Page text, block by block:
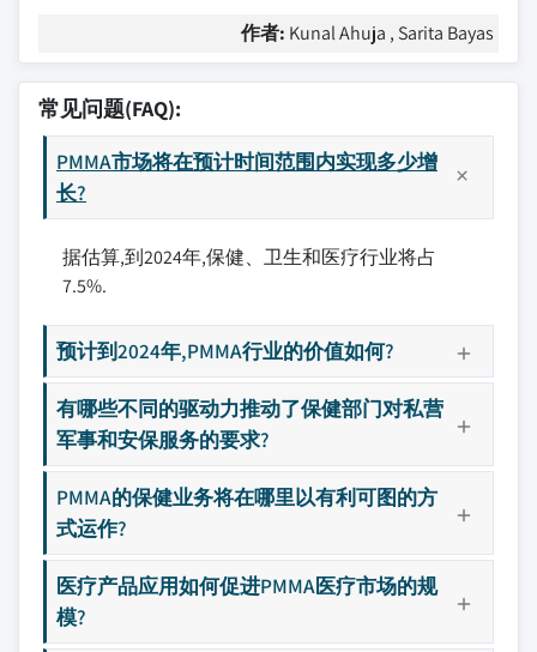
作者: Kunal Ahuja , Sarita Bayas
常见问题(FAQ):
PMMA市场将在预计时间范围内实现多少增
长?
据估算,到2024年,保健、卫生和医疗行业将占
7.5%.
预计到2024年,PMMA行业的价值如何?
有哪些不同的驱动力推动了保健部门对私营
军事和安保服务的要求?
PMMA的保健业务将在哪里以有利可图的方
式运作?
医疗产品应用如何促进PMMA医疗市场的规
模?